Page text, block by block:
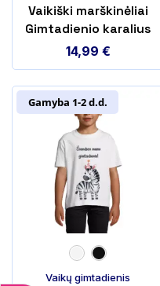
Vaikiški marškinėliai
Gimtadienio karalius
14,99 €
Gamyba 1-2 d.d.
Vaikų gimtadienis